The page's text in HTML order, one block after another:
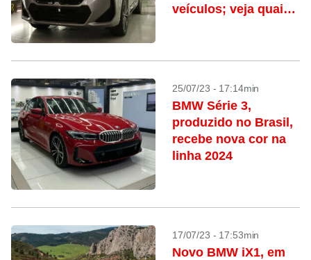
veículos; veja quais
25/07/23 - 17:14min
BMW Série 3,
produzido no Brasil,
recebe nova cor na
linha 2024
17/07/23 - 17:53min
Novo BMW iX1, em